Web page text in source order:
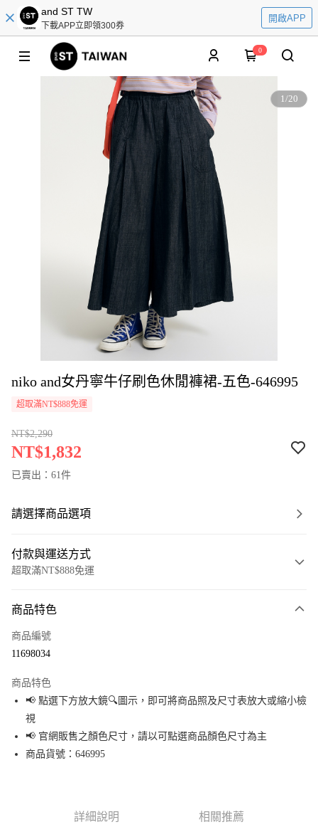
and ST TW
下載APP立即領300券
開啟APP
0
1/20
niko and女丹寧牛仔刷色休閒褲裙-五色-646995
超取滿NT$888免運
NT$2,290
NT$1,832
已賣出：61件
請選擇商品選項
付款與運送方式
超取滿NT$888免運
信用卡一次付款
Apple Pay
街口支付
悠遊付
商品特色
商品編號
11698034
商品特色
📢 點選下方放大鏡🔍圖示，即可將商品照及尺寸表放大或縮小檢
視
📢 官網販售之顏色尺寸，請以可點選商品顏色尺寸為主
商品貨號：646995
詳細說明 相關推薦